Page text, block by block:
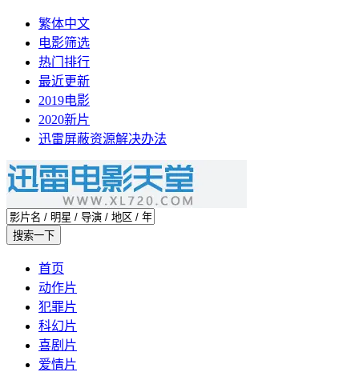
繁体中文
电影筛选
热门排行
最近更新
2019电影
2020新片
迅雷屏蔽资源解决办法
首页
动作片
犯罪片
科幻片
喜剧片
爱情片